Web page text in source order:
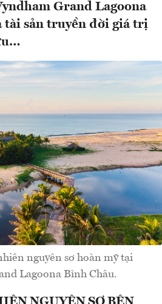
Grand Lagoona
tài sản truyền đời giá trị
nguyên sơ hoàn mỹ tại
Lagoona Bình Châu.